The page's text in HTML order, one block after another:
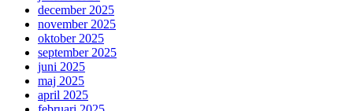
december 2025
november 2025
oktober 2025
september 2025
juni 2025
maj 2025
april 2025